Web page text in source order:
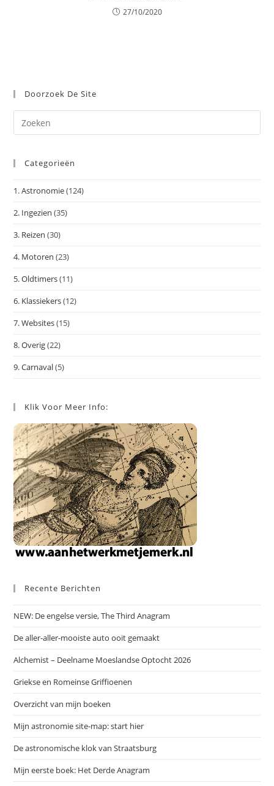
27/10/2020
Doorzoek De Site
op
Categorieën
1. Astronomie(124)
2. Ingezien (35)
3. Reizen (30)
4. Motoren (23)
5. Oldtimers(11)
6. Klassiekers(12)
7. Websites(15)
8. Overig(22)
9. Carnaval(5)
Klik Voor Meer Info:
Recente Berichten
NEW: De engelse versie, The Third Anagram
De aller-aller-mooiste auto ooit gemaakt
Alchemist – Deelname Moeslandse Optocht 2026
Griekse en Romeinse Griffioenen
Overzicht van mijn boeken
Mijn astronomie site-map: start hier
De astronomische klok van Straatsburg
Mijn eerste boek: Het Derde Anagram